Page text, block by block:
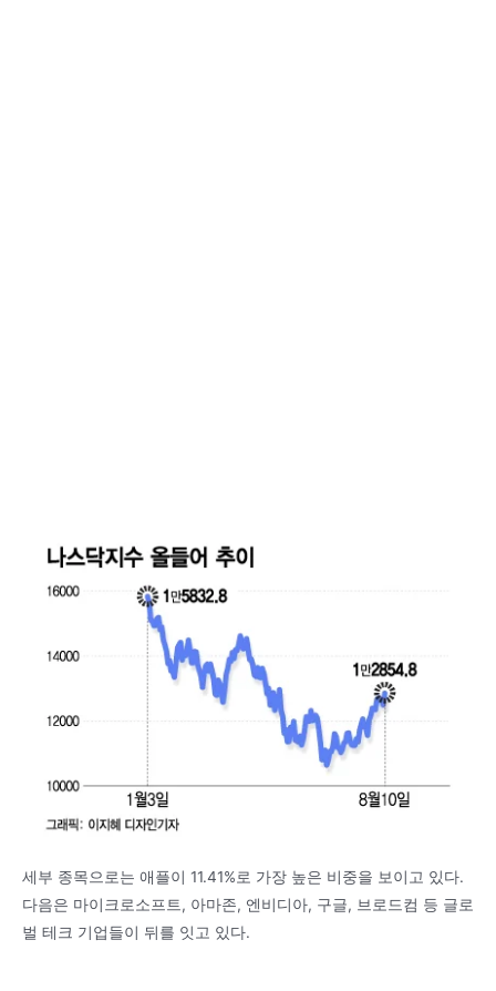
세부 종목으로는 애플이 11.41%로 가장 높은 비중을 보이고 있다.
다음은 마이크로소프트, 아마존, 엔비디아, 구글, 브로드컴 등 글로
벌 테크 기업들이 뒤를 잇고 있다.